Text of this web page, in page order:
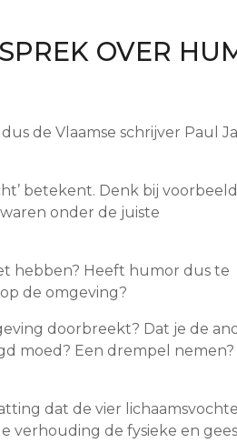
OVER
de Vlaamse schrijver Paul
betekent. Denk bij
onder de juiste
hebben? Heeft humor dus te
de omgeving?
doorbreekt? Dat je de
moed? Een drempel nemen?
dat de vier
verhouding de fysieke en